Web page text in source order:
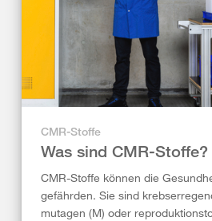
CMR-Stoffe
Was sind CMR-Stoffe?
CMR-Stoffe können die
gefährden. Sie sind
mutagen (M) oder